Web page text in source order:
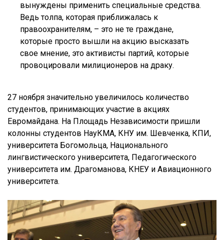
вынуждены применить специальные средства.
Ведь толпа, которая приближалась к
правоохранителям, – это не те граждане,
которые просто вышли на акцию высказать
свое мнение, это активисты партий, которые
провоцировали милиционеров на драку.
27 ноября значительно увеличилось количество
студентов, принимающих участие в акциях
Евромайдана. На Площадь Независимости пришли
колонны студентов НауКМА, КНУ им. Шевченка, КПИ,
университета Богомольца, Национального
лингвистического университета, Педагогического
университета им. Драгоманова, КНЕУ и Авиационного
университета.